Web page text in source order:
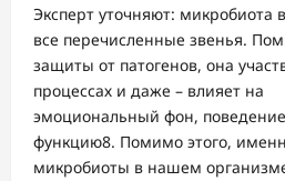
Эксперт уточняют: микробиота
все перечисленные звенья.
защиты от патогенов, она
процессах и даже – влияет на
эмоциональный фон,
функцию8. Помимо этого,
микробиоты в нашем